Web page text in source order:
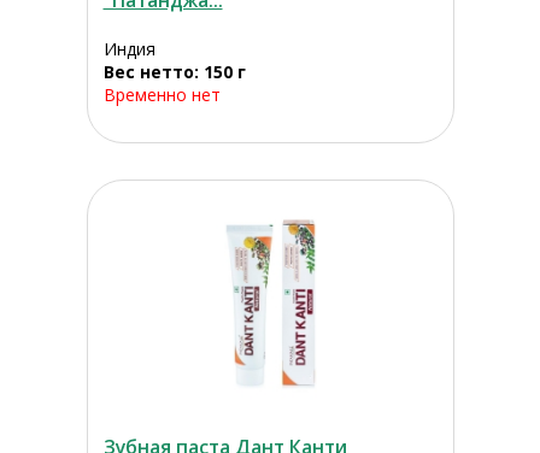
Индия
Вес нетто: 150 г
Временно нет
Зубная паста Дант Канти